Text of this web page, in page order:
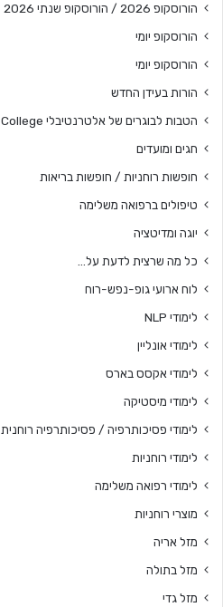
הורוסקופ 2026 / הורוסקופ שנתי 2026
הורוסקופ יומי
הורוסקופ יומי
הורות בעידן החדש
הטבות לבוגרים של אלטרנטיבלי College
חגים ומועדים
חופשות רוחניות / חופשות בריאות
טיפולים ברפואה משלימה
יוגה ומדיטציה
כל מה שרצית לדעת על…
לוח ארועי גופ-נפש-רוח
לימודי NLP
לימודי אונליין
לימודי אקסס בארס
לימודי מיסטיקה
לימודי פסיכותרפיה / פסיכותרפיה רוחנית
לימודי רוחניות
לימודי רפואה משלימה
מוצרי רוחניות
מזל אריה
מזל בתולה
מזל גדי